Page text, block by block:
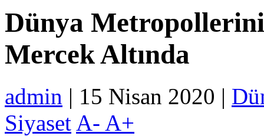
Dünya
Mercek Altında
admin | 15 Nisan 2020 |
Siyaset A- A+